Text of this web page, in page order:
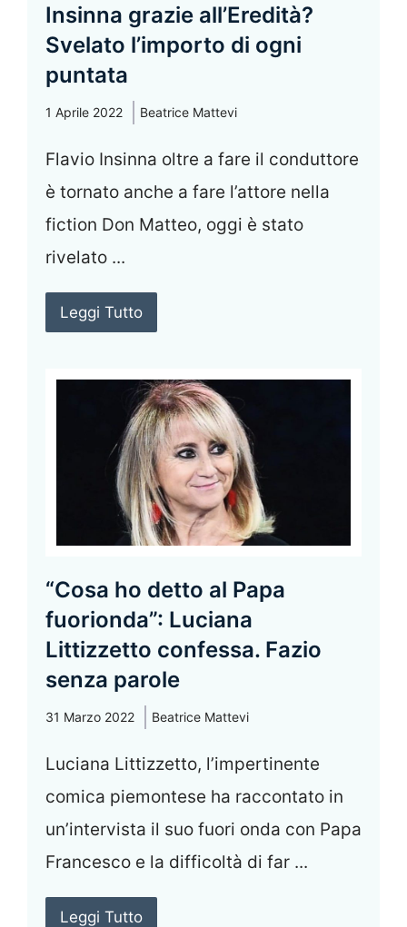
Insinna grazie all’Eredità?
Svelato l’importo di ogni
puntata
1 Aprile 2022 Beatrice Mattevi
Flavio Insinna oltre a fare il conduttore
è tornato anche a fare l’attore nella
fiction Don Matteo, oggi è stato
rivelato ...
Leggi Tutto
“Cosa ho detto al Papa
fuorionda”: Luciana
Littizzetto confessa. Fazio
senza parole
31 Marzo 2022 Beatrice Mattevi
Luciana Littizzetto, l’impertinente
comica piemontese ha raccontato in
un’intervista il suo fuori onda con Papa
Francesco e la difficoltà di far ...
Leggi Tutto